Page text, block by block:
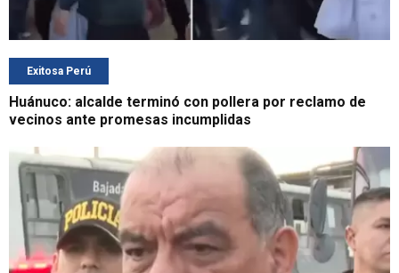
Exitosa Perú
Huánuco: alcalde terminó con pollera por reclamo de
vecinos ante promesas incumplidas